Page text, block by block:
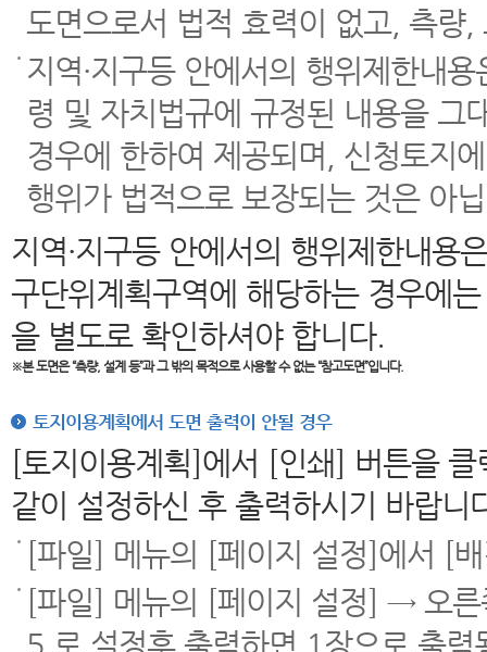
도면으로서 법적 효력이 없고, 측량
지역·지구등 안에서의 행위제한내
령 및 자치법규에 규정된 내용을 그
경우에 한하여 제공되며, 신청토지
행위가 법적으로 보장되는 것은 아
지역·지구등 안에서의 행위제한내용
구단위계획구역에 해당하는 경우에
을 별도로 확인하셔야 합니다.
※본 도면은“측량, 설계 등”과 그 밖의 목적으로 사용할 수 없는 “참고도면”입니다.
토지이용계획에서 도면 출력이 안될 경우
[토지이용계획]에서 [인쇄] 버튼을
같이 설정하신 후 출력하시기 바랍니
[파일] 메뉴의 [페이지 설정]에서 [
[파일] 메뉴의 [페이지 설정] → 오
5 로 설정후 출력하면 1장으로 출력